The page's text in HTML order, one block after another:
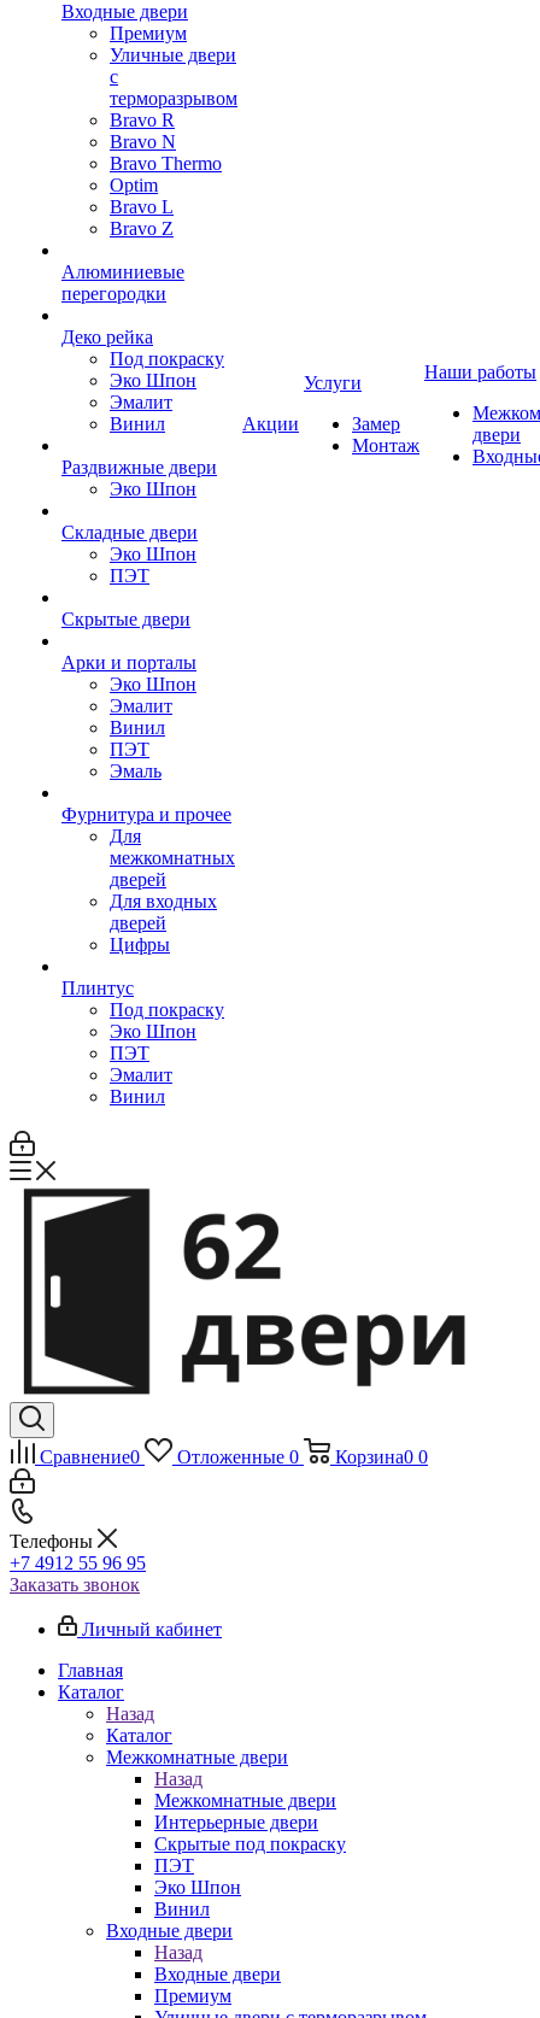
Входные двери
Премиум
Уличные двери
с
терморазрывом
Bravo R
Bravo N
Bravo Thermo
Optim
Bravo L
Bravo Z
Алюминиевые
перегородки
Деко рейка
Под покраску
Эко Шпон
Эмалит
Винил
Раздвижные двери
Эко Шпон
Складные двери
Эко Шпон
ПЭТ
Скрытые двери
Арки и порталы
Эко Шпон
Эмалит
Винил
ПЭТ
Эмаль
Фурнитура и прочее
Для
межкомнатных
дверей
Для входных
дверей
Цифры
Плинтус
Под покраску
Эко Шпон
ПЭТ
Эмалит
Винил
Акции
Услуги
Замер
Монтаж
Наши работы
двери
Сравнение0 Отложенные 0 Корзина0 0
Телефоны
+7 4912 55 96 95
Заказать звонок
Личный кабинет
Главная
Каталог
Назад
Каталог
Межкомнатные двери
Назад
Межкомнатные двери
Интерьерные двери
Скрытые под покраску
ПЭТ
Эко Шпон
Винил
Входные двери
Назад
Входные двери
Премиум